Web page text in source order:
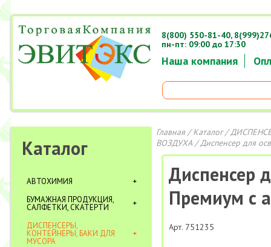
Наша компания
8(800) 550-81-40,
пн-пт: 09:00 до 17:30
Каталог
АВТОХИМИЯ
БУМАЖНАЯ ПРОДУКЦИЯ,
САЛФЕТКИ, СКАТЕРТИ
ДИСПЕНСЕРЫ,
КОНТЕЙНЕРЫ, БАКИ ДЛЯ
МУСОРА
Главная/Каталог/
ВОЗДУХА / Диспенсер для
Диспенсер
Премиум с
Арт. 751235